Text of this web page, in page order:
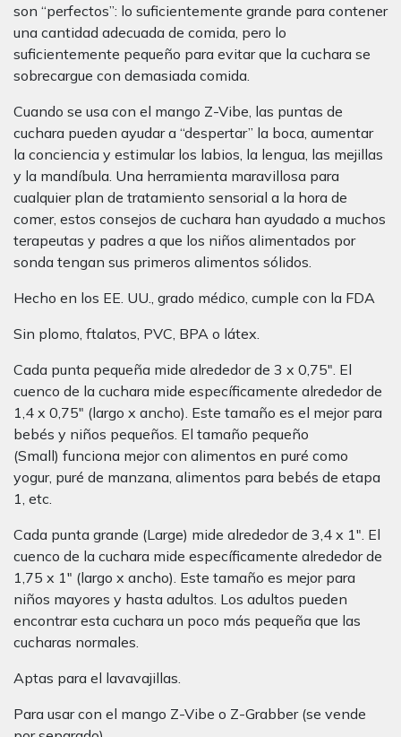
son “perfectos”: lo suficientemente grande para contener
una cantidad adecuada de comida, pero lo
suficientemente pequeño para evitar que la cuchara se
sobrecargue con demasiada comida.
Cuando se usa con el mango Z-Vibe, las puntas de
cuchara pueden ayudar a “despertar” la boca, aumentar
la conciencia y estimular los labios, la lengua, las mejillas
y la mandíbula. Una herramienta maravillosa para
cualquier plan de tratamiento sensorial a la hora de
comer, estos consejos de cuchara han ayudado a muchos
terapeutas y padres a que los niños alimentados por
sonda tengan sus primeros alimentos sólidos.
Hecho en los EE. UU., grado médico, cumple con la FDA
Sin plomo, ftalatos, PVC, BPA o látex.
Cada punta pequeña mide alrededor de 3 x 0,75″. El
cuenco de la cuchara mide específicamente alrededor de
1,4 x 0,75″ (largo x ancho). Este tamaño es el mejor para
bebés y niños pequeños. El tamaño pequeño
(Small) funciona mejor con alimentos en puré como
yogur, puré de manzana, alimentos para bebés de etapa
1, etc.
Cada punta grande (Large) mide alrededor de 3,4 x 1″. El
cuenco de la cuchara mide específicamente alrededor de
1,75 x 1″ (largo x ancho). Este tamaño es mejor para
niños mayores y hasta adultos. Los adultos pueden
encontrar esta cuchara un poco más pequeña que las
cucharas normales.
Aptas para el lavavajillas.
Para usar con el mango Z-Vibe o Z-Grabber (se vende